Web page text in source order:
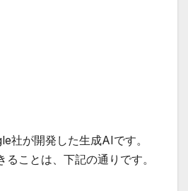
社が開発した生成AIです。
ことは、下記の通りです。